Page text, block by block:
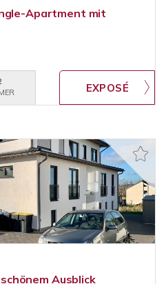
Apartment mit
Ausblick